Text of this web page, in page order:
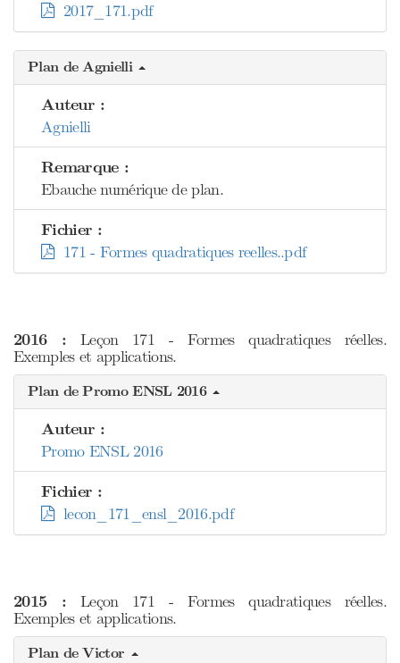
2017_171.pdf
Plan de Agnielli
Auteur :
Agnielli
Remarque :
Ebauche numérique de plan.
Fichier :
171 - Formes quadratiques reelles..pdf
2016 : Leçon 171 - Formes quadratiques réelles.
Exemples et applications.
Plan de Promo ENSL 2016
Auteur :
Promo ENSL 2016
Fichier :
lecon_171_ensl_2016.pdf
2015 : Leçon 171 - Formes quadratiques réelles.
Exemples et applications.
Plan de Victor